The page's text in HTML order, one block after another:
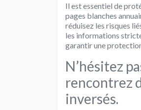
Il est essentiel de
pages blanches
réduisez les risques
les informations
garantir une
N’hésitez
rencontrez
inversés.